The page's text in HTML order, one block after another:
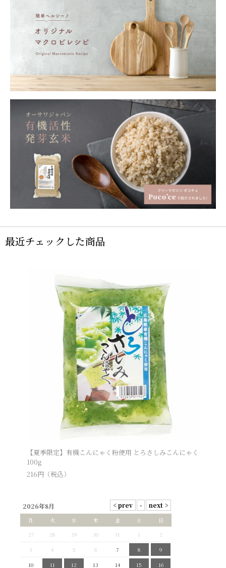
最近チェックした商品
【夏季限定】有機こんにゃく粉使用 とろさしみこんにゃく
100g
216円（税込）
2026年8月
月 火 水 木 金 土
日
27
28 29 30 31 1
2
3
4 5 6 7 8
9
10
11 12 13 14 15
16